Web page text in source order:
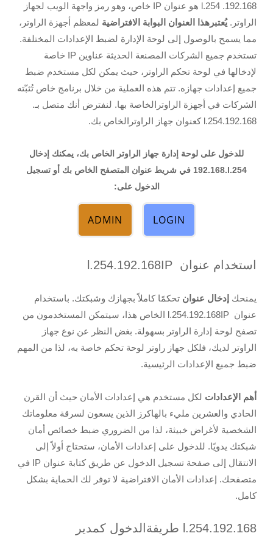
192.168. l.254 هو عنوان IP خاص، وهو رمز واجهة الويب لجهاز
الراوتر.يُعتبرهذا العنوان البوابة الافتراضية لمعظم أجهزة الراوتر،
مما يسمح بالوصول إلى لوحة الإدارة لضبط الإعدادات المختلفة.
تستخدم جميع الشركات المصنعة الحديثة عناوين IP خاصة
لإدخالها في لوحة تحكم الراوتر، حيث يمكن لكل مستخدم ضبط
جميع إعدادات جهازه. تتم هذه العملية من خلال برنامج خاص تُثبّته
الشركات في أجهزة الراوترالخاصة بها. لنفترض أنك متصل بـ.
192.168.l.254 كعنوان جهاز الراوترالخاص بك.
للدخول على لوحة إدارة جهاز الراوتر الخاص بك، يمكنك إدخال
192.168.l.254 في شريط عنوان المتصفح الخاص بك أو تسجيل
الدخول على:
LOGIN
ADMIN
استخدام عنوان IP ‎‏192.168.l.254‏‎
يمنحك إدخال عنوان تحكمًا كاملاً بجهازك وشبكتك. باستخدام
عنوان IP ‎‏192.168.l.254 الخاص هذا، سيتمكن المستخدمون من
تصفح لوحة إدارة الراوتر بسهولة. بغض النظر عن نوع جهاز
الراوتر لديك، فلكل جهاز راوتر لوحة تحكم خاصة به، لذا من المهم
ضبط جميع الإعدادات الرئيسية.
أهم الإعدادات لكل مستخدم هي إعدادات الأمان حيث أن القرن
الحادي والعشرين مليء بالهاكرز الذين يسعون لسرقة معلوماتك
الشخصية لأغراض خبيثة، لذا من الضروري ضبط خصائص أمان
شبكتك يدويًا. للدخول على إعدادات الأمان، ستحتاج أولاً إلى
الانتقال إلى صفحة تسجيل الدخول عن طريق كتابة عنوان IP في
متصفحك. إعدادات الأمان الافتراضية لا توفر لك الحماية بشكل
كامل.
192.168.l.254 طريقةالدخول كمدير